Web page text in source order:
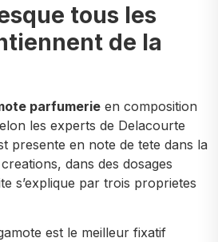
tous les
de la
parfumerie en composition
les experts de Delacourte
presente en note de tete dans la
dans des dosages
s’explique par trois proprietes
est le meilleur fixatif